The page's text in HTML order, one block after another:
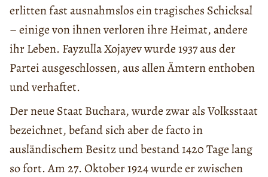
erlitten fast ausnahmslos ein tragisches Schicksal
– einige von ihnen verloren ihre Heimat, andere
ihr Leben. Fayzulla Xojayev wurde 1937 aus der
Partei ausgeschlossen, aus allen Ämtern enthoben
und verhaftet.
Der neue Staat Buchara, wurde zwar als Volksstaat
bezeichnet, befand sich aber de facto in
ausländischem Besitz und bestand 1420 Tage lang
so fort. Am 27. Oktober 1924 wurde er zwischen